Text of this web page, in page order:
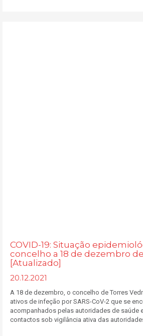
COVID-19: Situação
concelho a 18 de dezembro de
[Atualizado]
20.12.2021
A 18 de dezembro, o concelho de Torres
ativos de infeção por SARS-CoV-2 que se
acompanhados pelas autoridades de saúde
contactos sob vigilância ativa das